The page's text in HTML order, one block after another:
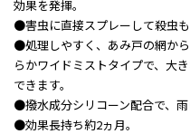
効果を発揮。
●害虫に直接スプレーして殺虫も
●処理しやすく、あみ戸の網か
らかワイドミストタイプで、大
できます。
●撥水成分シリコーン配合で、雨
●効果長持ち約2ヵ月。